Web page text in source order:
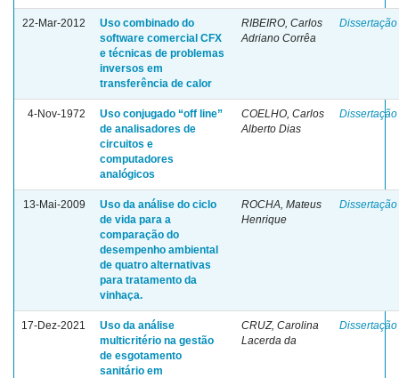
22-Mar-2012
Uso combinado do
software comercial CFX
e técnicas de problemas
inversos em
transferência de calor
RIBEIRO, Carlos
Adriano Corrêa
Dissertação
4-Nov-1972
Uso conjugado “off line”
de analisadores de
circuitos e
computadores
analógicos
COELHO, Carlos
Alberto Dias
Dissertação
13-Mai-2009
Uso da análise do ciclo
de vida para a
comparação do
desempenho ambiental
de quatro alternativas
para tratamento da
vinhaça.
ROCHA, Mateus
Henrique
Dissertação
17-Dez-2021
Uso da análise
multicritério na gestão
de esgotamento
sanitário em
CRUZ, Carolina
Lacerda da
Dissertação